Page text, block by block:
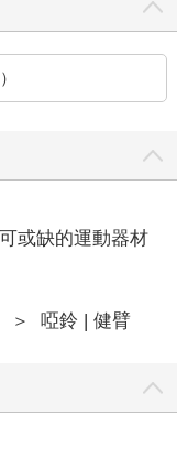
或缺的運動器材
＞ 啞鈴 | 健臂